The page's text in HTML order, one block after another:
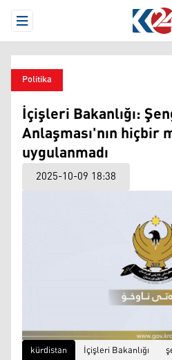
Open Menu
Politika
İçişleri Bakanlığı:
Anlaşması'nın hiçbir
uygulanmadı
2025-10-09 18:38
kürdistan İçişleri Bakanlığı